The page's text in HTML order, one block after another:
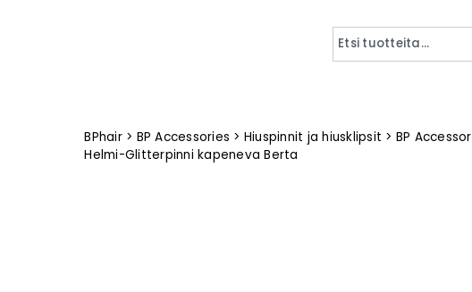
BPhair> BP Accessories > Hiuspinnit ja hiusklipsit > BP
Helmi-Glitterpinni kapeneva Berta